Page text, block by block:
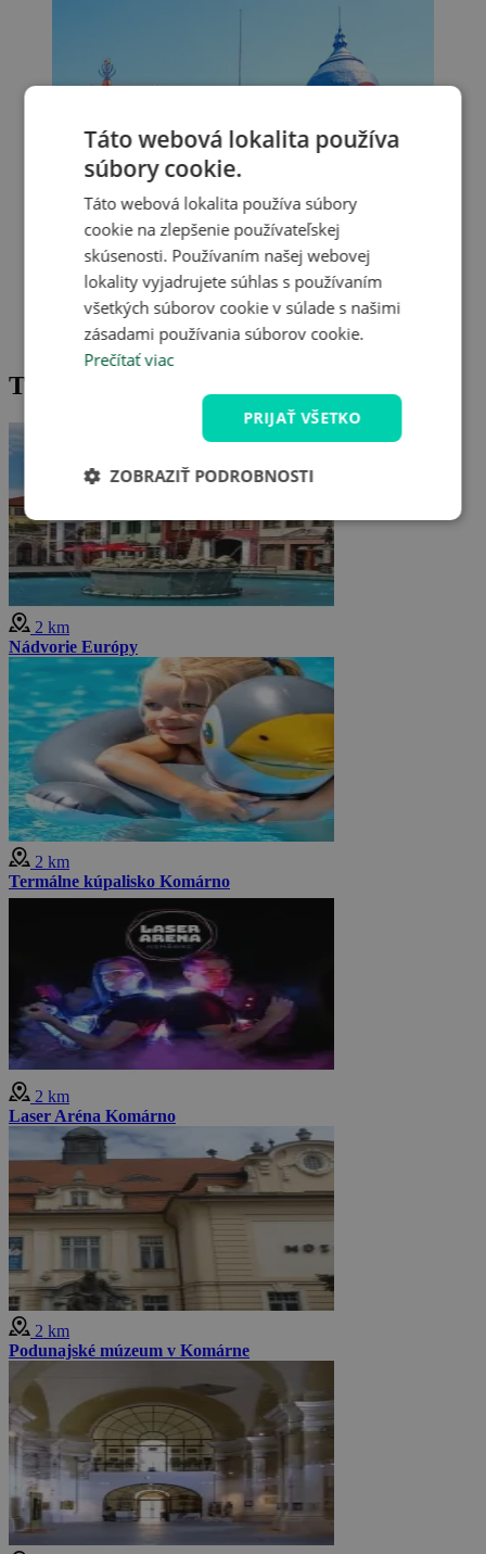
Tipy na výlet v okolí
2 km
Nádvorie Európy
2 km
Termálne kúpalisko Komárno
2 km
Laser Aréna Komárno
2 km
Podunajské múzeum v Komárne
Táto webová lokalita používa
súbory cookie.
Táto webová lokalita používa súbory
cookie na zlepšenie používateľskej
skúsenosti. Používaním našej webovej
lokality vyjadrujete súhlas s používaním
všetkých súborov cookie v súlade s našimi
zásadami používania súborov cookie.
Prečítať viac
PRIJAŤ VŠETKO
ZOBRAZIŤ PODROBNOSTI